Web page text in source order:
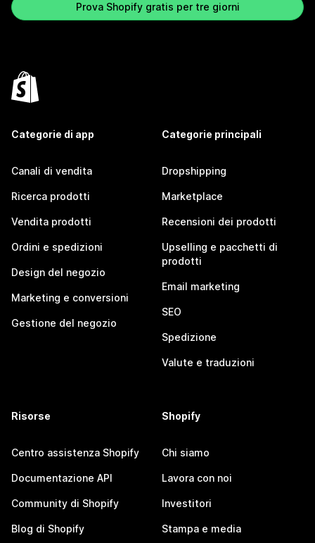
Prova Shopify gratis per tre giorni
Categorie di app
Canali di vendita
Ricerca prodotti
Vendita prodotti
Ordini e spedizioni
Design del negozio
Marketing e conversioni
Gestione del negozio
Categorie principali
Dropshipping
Marketplace
Recensioni dei prodotti
Upselling e pacchetti di
prodotti
Email marketing
SEO
Spedizione
Valute e traduzioni
Risorse
Centro assistenza Shopify
Documentazione API
Community di Shopify
Blog di Shopify
Shopify
Chi siamo
Lavora con noi
Investitori
Stampa e media